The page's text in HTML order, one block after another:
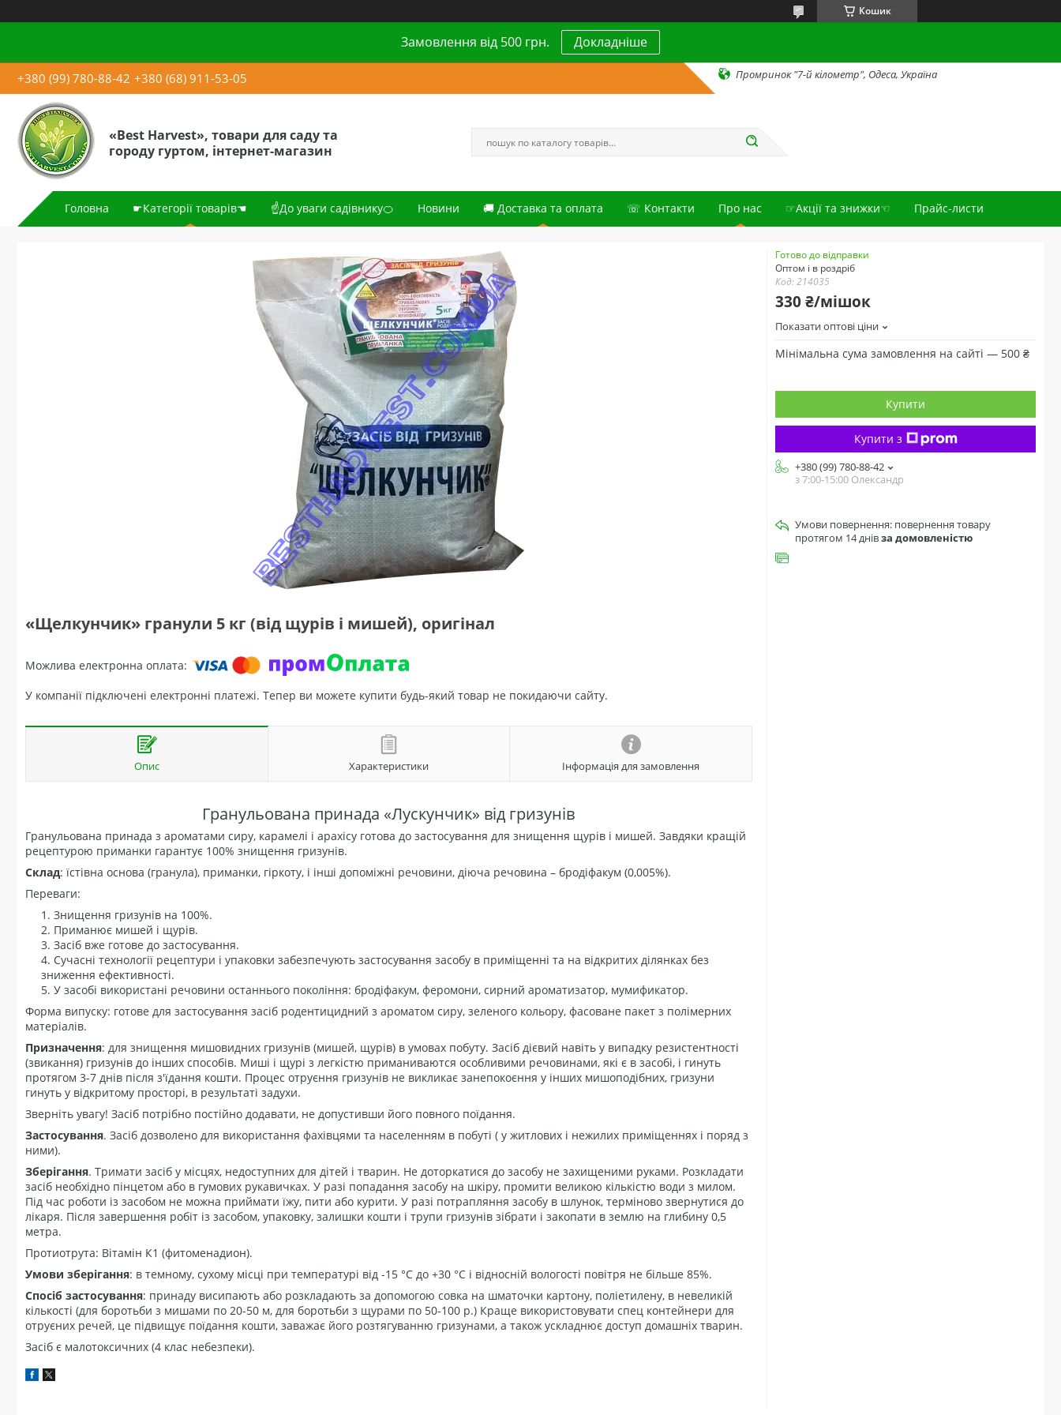
Кошик
Замовлення від 500 грн. Докладніше
+380 (99) 780-88-42 +380 (68) 911-53-05 Промринок "7-й кілометр", Одеса, Україна
«Best Harvest», товари для саду та
городу гуртом, інтернет-магазин
Головна ☛Категорії товарів☚ ☝До уваги садівнику🍊 Новини 🚚 Доставка та оплата ☏ Контакти Про нас ☞Акції та знижки☜ Прайс-листи
«Щелкунчик» гранули 5 кг (від щурів і мишей), оригінал
У компанії підключені електронні платежі. Тепер ви можете купити будь-який товар не покидаючи сайту.
Опис Характеристики Інформація для замовлення
Гранульована принада «Лускунчик» від гризунів
Гранульована принада з ароматами сиру, карамелі і арахісу готова до застосування для знищення щурів і мишей. Завдяки кращій
рецептурою приманки гарантує 100% знищення гризунів.
Склад: їстівна основа (гранула), приманки, гіркоту, і інші допоміжні речовини, діюча речовина – бродіфакум (0,005%).
Переваги:
Знищення гризунів на 100%.
Приманює мишей і щурів.
Засіб вже готове до застосування.
Сучасні технології рецептури і упаковки забезпечують застосування засобу в приміщенні та на відкритих ділянках без
зниження ефективності.
У засобі використані речовини останнього покоління: бродіфакум, феромони, сирний ароматизатор, мумификатор.
Форма випуску: готове для застосування засіб родентицидний з ароматом сиру, зеленого кольору, фасоване пакет з полімерних
матеріалів.
Призначення: для знищення мишовидних гризунів (мишей, щурів) в умовах побуту. Засіб дієвий навіть у випадку резистентності
(звикання) гризунів до інших способів. Миші і щурі з легкістю приманиваются особливими речовинами, які є в засобі, і гинуть
протягом 3-7 днів після з'їдання кошти. Процес отруєння гризунів не викликає занепокоєння у інших мишоподібних, гризуни
гинуть у відкритому просторі, в результаті задухи.
Зверніть увагу! Засіб потрібно постійно додавати, не допустивши його повного поїдання.
Застосування. Засіб дозволено для використання фахівцями та населенням в побуті ( у житлових і нежилих приміщеннях і поряд з
ними).
Зберігання. Тримати засіб у місцях, недоступних для дітей і тварин. Не доторкатися до засобу не захищеними руками. Розкладати
засіб необхідно пінцетом або в гумових рукавичках. У разі попадання засобу на шкіру, промити великою кількістю води з милом.
Під час роботи із засобом не можна приймати їжу, пити або курити. У разі потрапляння засобу в шлунок, терміново звернутися до
лікаря. Після завершення робіт із засобом, упаковку, залишки кошти і трупи гризунів зібрати і закопати в землю на глибину 0,5
метра.
Протиотрута: Вітамін К1 (фитоменадион).
Умови зберігання: в темному, сухому місці при температурі від -15 °С до +30 °С і відносній вологості повітря не більше 85%.
Спосіб застосування: принаду висипають або розкладають за допомогою совка на шматочки картону, поліетилену, в невеликій
кількості (для боротьби з мишами по 20-50 м, для боротьби з щурами по 50-100 р.) Краще використовувати спец контейнери для
отруєних речей, це підвищує поїдання кошти, заважає його розтягуванню гризунами, а також ускладнює доступ домашніх тварин.
Засіб є малотоксичних (4 клас небезпеки).
Готово до відправки
Оптом і в роздріб
Код:214035
330 ₴/мішок
Показати оптові ціни
Мінімальна сума замовлення на сайті — 500 ₴
Купити
Купити з
+380 (99) 780-88-42
з 7:00-15:00 Олександр
повернення товару
протягом 14 днівза домовленістю